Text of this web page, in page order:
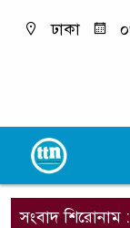
ঢাকা
সংবাদ শিরোনাম :